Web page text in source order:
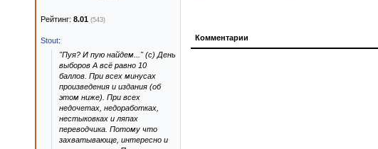
Комментарии
Рейтинг: 8.01 (543)
Stout:
"Пуя? И пую найдем..." (с) День
выборов А всё равно 10
баллов. При всех минусах
произведения и издания (об
этом ниже). При всех
недочетах, недоработках,
нестыковках и ляпах
переводчика. Потому что
захватывающе, интересно и